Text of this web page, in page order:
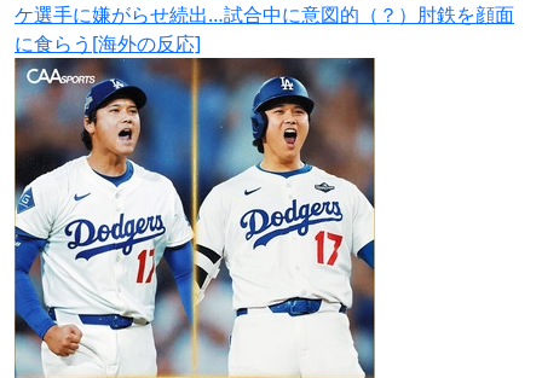
ケ選手に嫌がらせ続出…試合中に意図的（？）肘鉄を顔面
に食らう[海外の反応]